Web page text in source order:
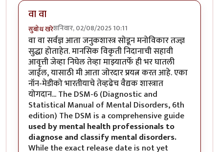
वा वा
सुबोध खरेशनिवार, 02/08/2025 10:11
वा वा सर्वज्ञ आता जनुकशास्त्र सोडून मनोविकार तज्ज्ञ
सुद्धा होताहेत. मानसिक विकृती निदानाची सहावी
आवृत्ती जेव्हा निघेल तेव्हा माझ्यातर्फे ही भर घातली
जाईल, यासाठी मी आता जोरदार प्रयत्न करत आहे. एका
नॉन-मेडीको भारतीयाचे तेव्हढेच वैद्यक शास्त्रात
योगदान... The DSM-6 (Diagnostic and
Statistical Manual of Mental Disorders, 6th
edition) The DSM is a comprehensive guide
used by mental health professionalsto
diagnose and classify mental disorders.
While the exact release date is not yet